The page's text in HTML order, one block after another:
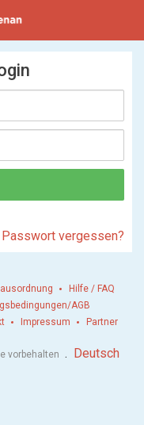
Passwort vergessen?
Hilfe / FAQ
AGB
Impressum Partner
vorbehalten . Deutsch